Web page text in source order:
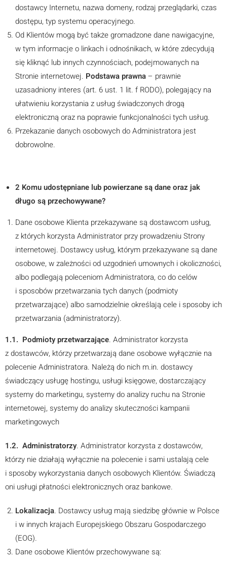
dostawcy Internetu, nazwa domeny, rodzaj przeglądarki, czas
dostępu, typ systemu operacyjnego.
Od Klientów mogą być także gromadzone dane nawigacyjne,
w tym informacje o linkach i odnośnikach, w które zdecydują
się kliknąć lub innych czynnościach, podejmowanych na
Stronie internetowej. Podstawa prawna– prawnie
uzasadniony interes (art. 6 ust. 1 lit. f RODO), polegający na
ułatwieniu korzystania z usług świadczonych drogą
elektroniczną oraz na poprawie funkcjonalności tych usług.
Przekazanie danych osobowych do Administratora jest
dobrowolne.
2 Komu udostępniane lub powierzane są dane oraz jak
długo są przechowywane?
Dane osobowe Klienta przekazywane są dostawcom usług,
z których korzysta Administrator przy prowadzeniu Strony
internetowej. Dostawcy usług, którym przekazywane są dane
osobowe, w zależności od uzgodnień umownych i okoliczności,
albo podlegają poleceniom Administratora, co do celów
i sposobów przetwarzania tych danych (podmioty
przetwarzające) albo samodzielnie określają cele i sposoby ich
przetwarzania (administratorzy).
1.1. Podmioty przetwarzające. Administrator korzysta
z dostawców, którzy przetwarzają dane osobowe wyłącznie na
polecenie Administratora. Należą do nich m.in. dostawcy
świadczący usługę hostingu, usługi księgowe, dostarczający
systemy do marketingu, systemy do analizy ruchu na Stronie
internetowej, systemy do analizy skuteczności kampanii
marketingowych
1.2. Administratorzy. Administrator korzysta z dostawców,
którzy nie działają wyłącznie na polecenie i sami ustalają cele
i sposoby wykorzystania danych osobowych Klientów. Świadczą
oni usługi płatności elektronicznych oraz bankowe.
Lokalizacja. Dostawcy usług mają siedzibę głównie w Polsce
i w innych krajach Europejskiego Obszaru Gospodarczego
(EOG).
Dane osobowe Klientów przechowywane są: